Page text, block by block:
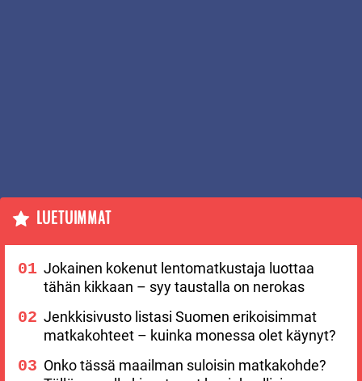
LUETUIMMAT
Jokainen kokenut lentomatkustaja luottaa
tähän kikkaan – syy taustalla on nerokas
Jenkkisivusto listasi Suomen erikoisimmat
matkakohteet – kuinka monessa olet käynyt?
Onko tässä maailman suloisin matkakohde?